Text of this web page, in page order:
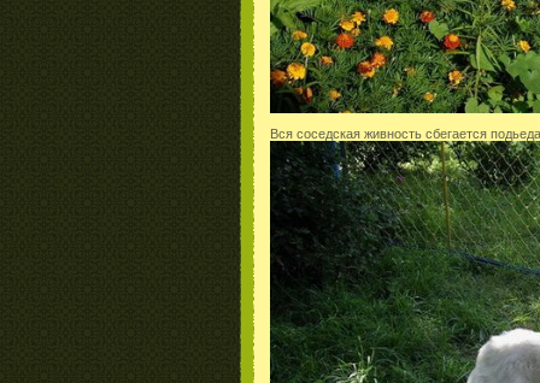
Вся соседская живность сбегается